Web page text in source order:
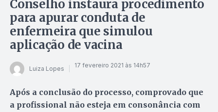
Conselho instaura procedimento
para apurar conduta de
enfermeira que simulou
aplicação de vacina
Luiza Lopes 17 fevereiro 2021 às 14h57
Após a conclusão do processo, comprovado que
a profissional não esteja em consonância com